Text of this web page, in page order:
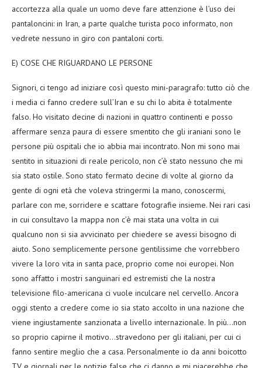
accortezza alla quale un uomo deve fare attenzione è l’uso dei
pantaloncini: in Iran, a parte qualche turista poco informato, non
vedrete nessuno in giro con pantaloni corti.
E) COSE CHE RIGUARDANO LE PERSONE
Signori, ci tengo ad iniziare così questo mini-paragrafo: tutto ciò che
i media ci fanno credere sull’Iran e su chi lo abita è totalmente
falso. Ho visitato decine di nazioni in quattro continenti e posso
affermare senza paura di essere smentito che gli iraniani sono le
persone più ospitali che io abbia mai incontrato. Non mi sono mai
sentito in situazioni di reale pericolo, non c’è stato nessuno che mi
sia stato ostile. Sono stato fermato decine di volte al giorno da
gente di ogni età che voleva stringermi la mano, conoscermi,
parlare con me, sorridere e scattare fotografie insieme. Nei rari casi
in cui consultavo la mappa non c’è mai stata una volta in cui
qualcuno non si sia avvicinato per chiedere se avessi bisogno di
aiuto. Sono semplicemente persone gentilissime che vorrebbero
vivere la loro vita in santa pace, proprio come noi europei. Non
sono affatto i mostri sanguinari ed estremisti che la nostra
televisione filo-americana ci vuole inculcare nel cervello. Ancora
oggi stento a credere come io sia stato accolto in una nazione che
viene ingiustamente sanzionata a livello internazionale. In più…non
so proprio capirne il motivo…stravedono per gli italiani, per cui ci
fanno sentire meglio che a casa. Personalmente io da anni boicotto